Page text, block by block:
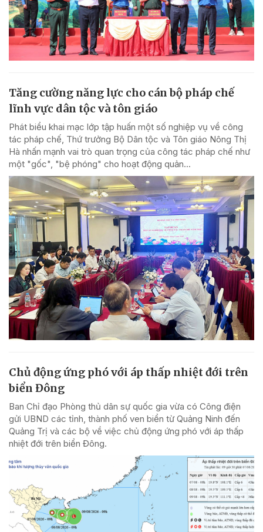
Tăng cường năng lực cho cán bộ pháp chế
lĩnh vực dân tộc và tôn giáo
Phát biểu khai mạc lớp tập huấn một số nghiệp vụ về công
tác pháp chế, Thứ trưởng Bộ Dân tộc và Tôn giáo Nông Thị
Hà nhấn mạnh vai trò quan trọng của công tác pháp chế như
một "gốc", "bệ phóng" cho hoạt động quản...
Chủ động ứng phó với áp thấp nhiệt đới trên
biển Đông
Ban Chỉ đạo Phòng thủ dân sự quốc gia vừa có Công điện
gửi UBND các tỉnh, thành phố ven biển từ Quảng Ninh đến
Quảng Trị và các bộ về việc chủ động ứng phó với áp thấp
nhiệt đới trên biển Đông.